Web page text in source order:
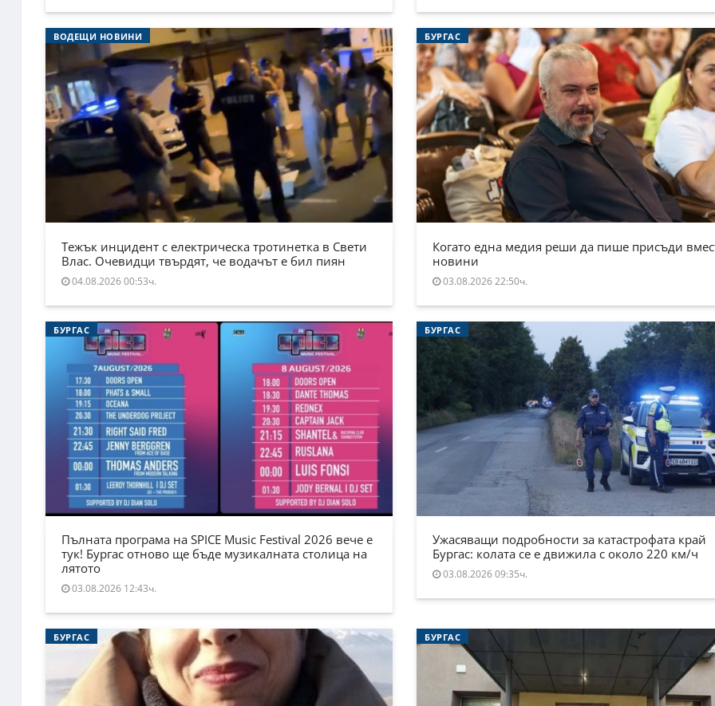
ВОДЕЩИ НОВИНИ
Тежък инцидент с електрическа тротинетка в Свети
Влас. Очевидци твърдят, че водачът е бил пиян
04.08.2026 00:53ч.
БУРГАС
Когато една медия реши да пише присъди
новини
03.08.2026 22:50ч.
БУРГАС
Пълната програма на SPICE Music Festival 2026 вече е
тук! Бургас отново ще бъде музикалната столица на
лятото
03.08.2026 12:43ч.
БУРГАС
Ужасяващи подробности за катастрофата край
Бургас: колата се е движила с около 220 км/ч
03.08.2026 09:35ч.
БУРГАС БУРГАС